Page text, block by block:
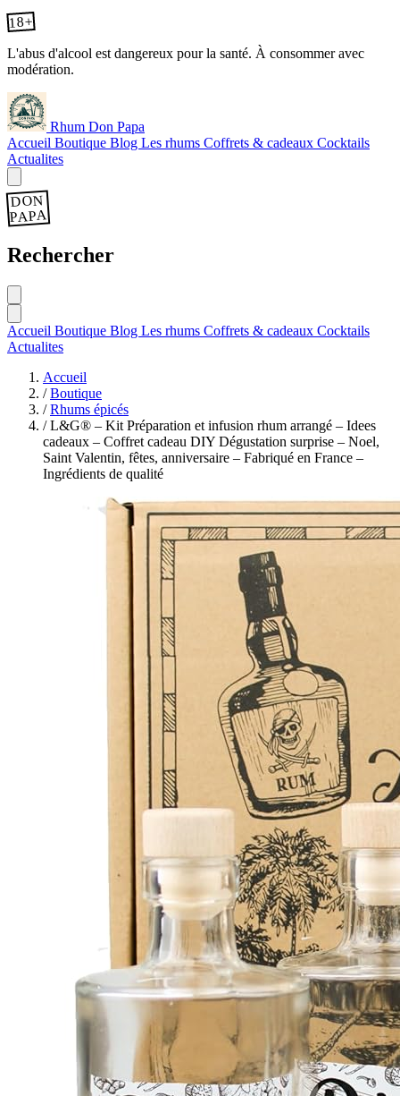
18+
L'abus d'alcool est dangereux pour la santé. À consommer avec
modération.
Rhum Don Papa
Accueil Boutique Blog Les rhums Coffrets & cadeaux Cocktails
Actualites
DON
PAPA
Rechercher
Accueil Boutique Blog Les rhums Coffrets & cadeaux Cocktails
Actualites
Accueil
/ Boutique
/ Rhums épicés
/ L&G® – Kit Préparation et infusion rhum arrangé – Idees
cadeaux – Coffret cadeau DIY Dégustation surprise – Noel,
Saint Valentin, fêtes, anniversaire – Fabriqué en France –
Ingrédients de qualité